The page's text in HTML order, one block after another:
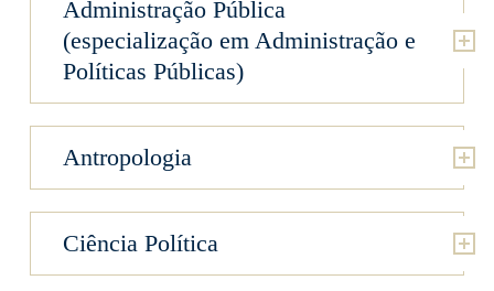
Administração Pública
(especialização em Administração e
Políticas Públicas)
Antropologia
Ciência Política